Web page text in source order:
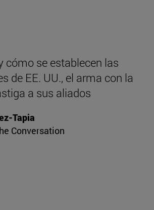
cómo se establecen las
de EE. UU., el arma con la
a sus aliados
Tapia
Conversation